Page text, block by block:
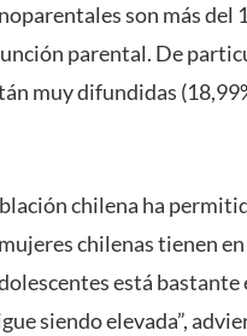
son más del
parental. De
muy difundidas
chilena ha
chilenas tienen
está bastante
siendo elevada”,